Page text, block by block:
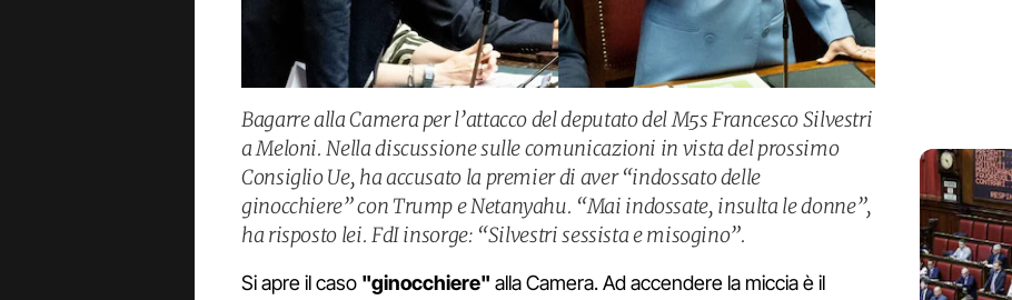
Bagarre alla Camera per l’attacco del deputato del M5s Francesco Silvestri
a Meloni. Nella discussione sulle comunicazioni in vista del prossimo
Consiglio Ue, ha accusato la premier di aver “indossato delle
ginocchiere” con Trump e Netanyahu. “Mai indossate, insulta le donne”,
ha risposto lei. FdI insorge: “Silvestri sessista e misogino”.
Si apre il caso "ginocchiere" alla Camera. Ad accendere la miccia è il